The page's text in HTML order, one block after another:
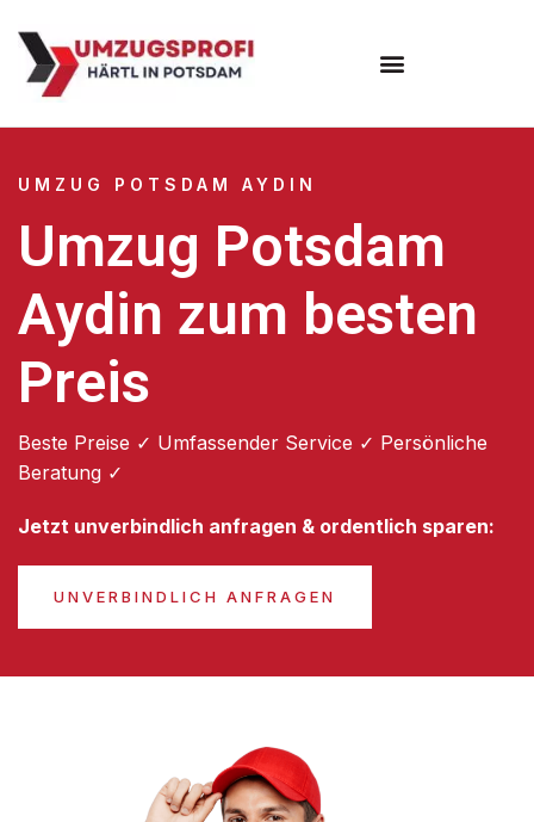
UMZUG POTSDAM AYDIN
Umzug Potsdam
Aydin zum besten
Preis
Beste Preise ✓ Umfassender Service ✓ Persönliche
Beratung ✓
Jetzt unverbindlich anfragen & ordentlich sparen:
UNVERBINDLICH ANFRAGEN